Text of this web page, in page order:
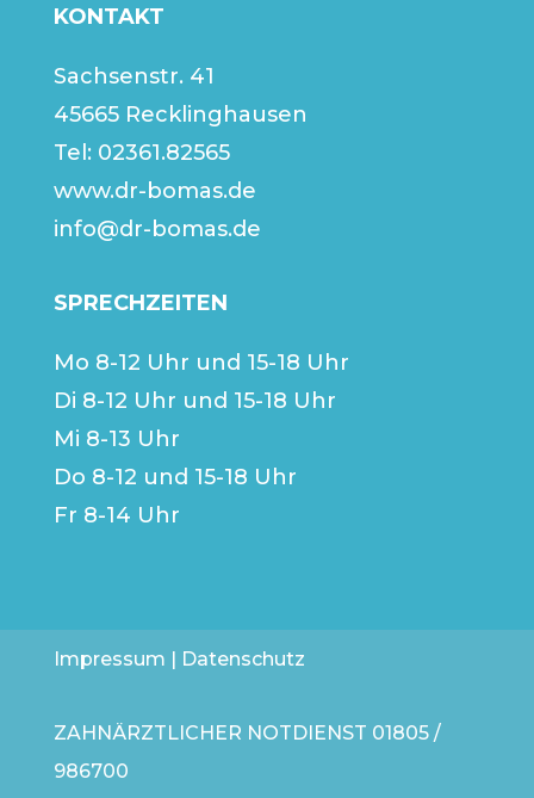
KONTAKT
Sachsenstr. 41
45665 Recklinghausen
Tel: 02361.82565
www.dr-bomas.de
info@dr-bomas.de
SPRECHZEITEN
Mo 8-12 Uhr und 15-18 Uhr
Di 8-12 Uhr und 15-18 Uhr
Mi 8-13 Uhr
Do 8-12 und 15-18 Uhr
Fr 8-14 Uhr
Impressum | Datenschutz
ZAHNÄRZTLICHER NOTDIENST 01805 /
986700